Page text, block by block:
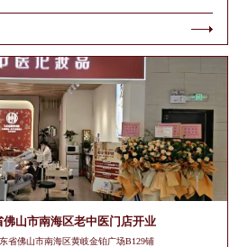
佛山市南海区老中医门店开业
省佛山市南海区黄岐金铂广场B129铺